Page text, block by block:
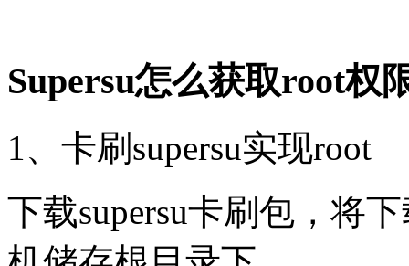
Supersu怎么获取root权
1、卡刷supersu实现root
下载supersu卡刷包，将